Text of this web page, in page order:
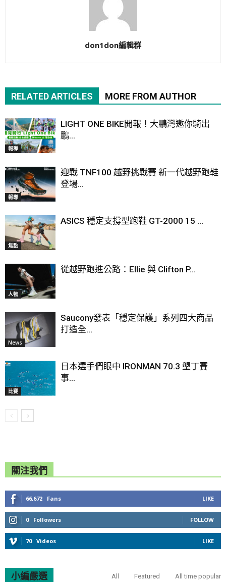
don1don編輯群
RELATED ARTICLES MORE FROM AUTHOR
報導
LIGHT ONE BIKE開報！大鵬灣邀你騎出
鵬...
報導
迎戰 TNF100 越野挑戰賽 新一代越野跑鞋
登場...
焦點
ASICS 穩定支撐型跑鞋 GT-2000 15 ...
人物
從越野跑進公路：Ellie 與 Clifton P...
News
Saucony發表「穩定保護」系列四大商品
打造全...
比賽
日本選手們眼中 IRONMAN 70.3 墾丁賽
事...
關注我們
66,672 Fans LIKE
0 Followers FOLLOW
70 Videos LIKE
小編嚴選 All Featured All time popular